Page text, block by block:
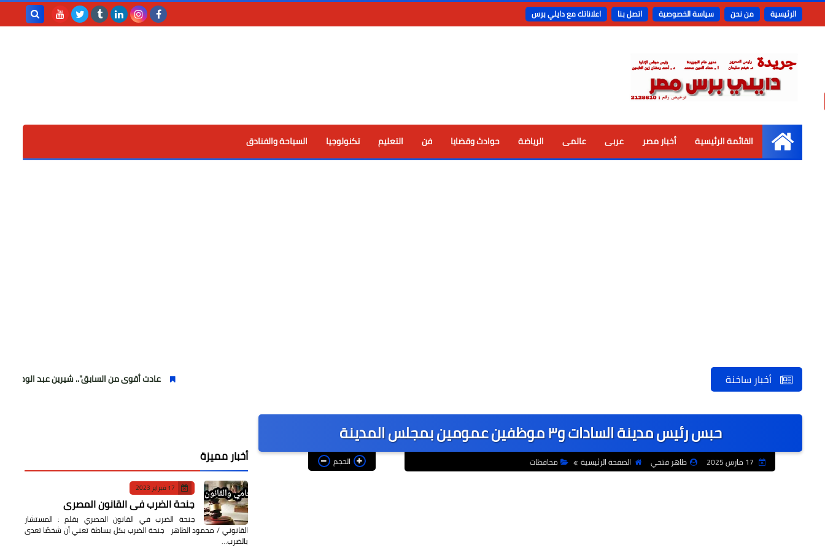
الرئيسية من نحن سياسة الخصوصية اتصل بنا اعلاناتك مع دايلي برس
الرئيسية
القائمة الرئيسية أخبار مصر عربى عالمى الرياضة حوادث وقضايا فن التعليم تكنولوجيا السياحة والفنادق
أخبار ساخنة عادت أقوى من السابق".. شيرين عبد الوهاب تتألق في
حبس رئيس مدينة السادات و٣ موظفين عمومين بمجلس المدينة
طاهر فتحي الصفحة الرئيسية محافظات الحجم أخبار مميزة
17 فبراير 2023
جنحة الضرب في القانون المصري
جنحة الضرب في القانون المصري بقلم : المستشار
القانوني / محمود الطاهر جنحة الضرب بكل بساطة تعني أن شخصًا تعدى
بالضرب…